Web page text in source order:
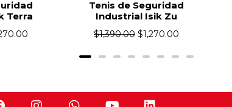
Zu
Tenis de Seguridad
Industrial Isik Falkor
$1,390.00 $1,270.00